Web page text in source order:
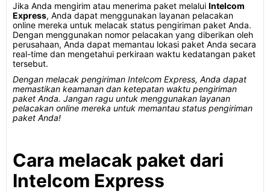
Jika Anda mengirim atau menerima paket melalui Intelcom
Express, Anda dapat menggunakan layanan pelacakan
online mereka untuk melacak status pengiriman paket Anda.
Dengan menggunakan nomor pelacakan yang diberikan oleh
perusahaan, Anda dapat memantau lokasi paket Anda secara
real-time dan mengetahui perkiraan waktu kedatangan paket
tersebut.
Dengan melacak pengiriman Intelcom Express, Anda dapat
memastikan keamanan dan ketepatan waktu pengiriman
paket Anda. Jangan ragu untuk menggunakan layanan
pelacakan online mereka untuk memantau status pengiriman
paket Anda!
Cara melacak paket dari
Intelcom Express